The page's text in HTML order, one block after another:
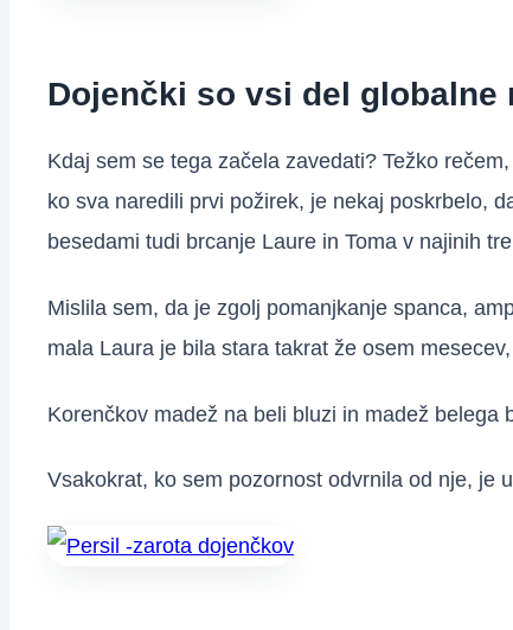
Dojenčki so vsi del globalne
Kdaj sem se tega začela zavedati? Težko
ko sva naredili prvi požirek, je nekaj poskrbelo,
besedami tudi brcanje Laure in Toma v najinih
Mislila sem, da je zgolj pomanjkanje spanca,
mala Laura je bila stara takrat že osem
Korenčkov madež na beli bluzi in madež
Vsakokrat, ko sem pozornost odvrnila od nje, je